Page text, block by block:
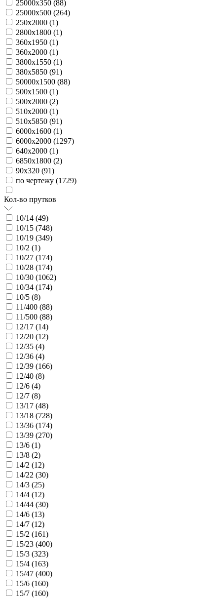
25000х350 (88)
25000х500 (264)
250х2000 (1)
2800х1800 (1)
360х1950 (1)
360х2000 (1)
3800х1550 (1)
380х5850 (91)
50000х1500 (88)
500х1500 (1)
500х2000 (2)
510х2000 (1)
510х5850 (91)
6000х1600 (1)
6000х2000 (1297)
640х2000 (1)
6850х1800 (2)
90х320 (91)
по чертежу (1729)
Кол-во прутков
10/14 (49)
10/15 (748)
10/19 (349)
10/2 (1)
10/27 (174)
10/28 (174)
10/30 (1062)
10/34 (174)
10/5 (8)
11/400 (88)
11/500 (88)
12/17 (14)
12/20 (12)
12/35 (4)
12/36 (4)
12/39 (166)
12/40 (8)
12/6 (4)
12/7 (8)
13/17 (48)
13/18 (728)
13/36 (174)
13/39 (270)
13/6 (1)
13/8 (2)
14/2 (12)
14/22 (30)
14/3 (25)
14/4 (12)
14/44 (30)
14/6 (13)
14/7 (12)
15/2 (161)
15/23 (400)
15/3 (323)
15/4 (163)
15/47 (400)
15/6 (160)
15/7 (160)